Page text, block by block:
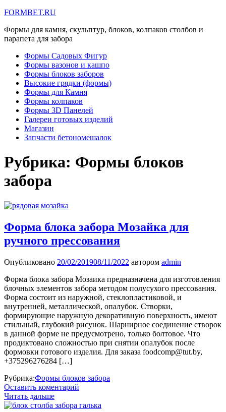
FORMBET.RU
Формы для камня, скульптур, блоков, колпаков столбов и
парапета для забора
Формы Садовых Фигур
Формы вазонов и кашпо
Формы блоков заборов
Высокие грядки (формы)
Формы для Камня
Формы колпаков
Формы 3D Панелей
Галереи готовых изделий
Магазин
Запчасти бетономешалок
Рубрика: Формы блоков
забора
Форма блока забора Мозайка для
ручного прессования
Опубликовано 20/02/201908/11/2022 автором admin
Форма блока забора Мозаика предназначена для изготовления
блочных элементов забора методом полусухого прессования.
Форма состоит из наружной, стеклопластиковой, и
внутренней, металлической, опалубок. Створки,
формирующие наружную декоративную поверхность, имеют
стильный, глубокий рисунок. Шарнирное соединение створок
в данной форме не предусмотрено, только болтовое. Что
продиктовано сложностью при снятии опалубок после
формовки готового изделия. Для заказа foodcomp@tut.by,
+375296276284 […]
Рубрика:Формы блоков забора
Оставить коментарий
Читать дальше